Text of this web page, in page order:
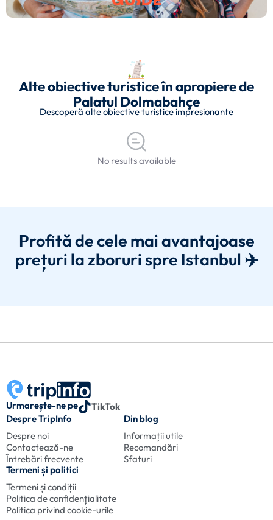
Alte obiective turistice în apropiere de
Palatul Dolmabahçe
Descoperă alte obiective turistice impresionante
No results available
Profită de cele mai avantajoase
prețuri la zboruri spre Istanbul ✈️
Urmarește-ne pe
TikTok
Despre TripInfo
Despre noi
Contactează-ne
Întrebări frecvente
Din blog
Informații utile
Recomandări
Sfaturi
Termeni și politici
Termeni și condiții
Politica de confidențialitate
Politica privind cookie-urile